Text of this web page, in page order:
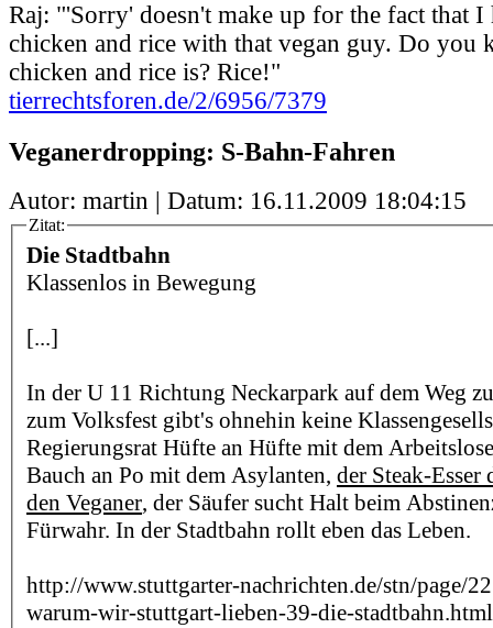
Raj: "'Sorry' doesn't make up for the fact that I
chicken and rice with that vegan guy. Do you
chicken and rice is? Rice!"
tierrechtsforen.de/2/6956/7379
Veganerdropping: S-Bahn-Fahren
Autor: martin | Datum: 16.11.2009 18:04:15
Zitat:
Die Stadtbahn
Klassenlos in Bewegung
[...]
In der U 11 Richtung Neckarpark auf dem Weg
zum Volksfest gibt's ohnehin keine
Regierungsrat Hüfte an Hüfte mit dem
Bauch an Po mit dem Asylanten, der Steak-Esser
den Veganer, der Säufer sucht Halt beim
Fürwahr. In der Stadtbahn rollt eben das Leben.
http://www.stuttgarter-nachrichten.de/stn/page/
warum-wir-stuttgart-lieben-39-die-stadtbahn.html